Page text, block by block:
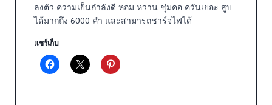
ลงตัว ความเย็นกำลังดี หอม หวาน ชุ่มคอ ควันเยอะ สูบ
ได้มากถึง 6000 คำ และสามารถชาร์จไฟได้
แชร์เก็บ